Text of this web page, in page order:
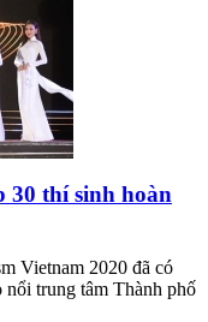
30 thí sinh hoàn
Vietnam 2020 đã có
nổi trung tâm Thành phố